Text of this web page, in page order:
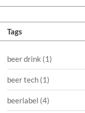
Tags
beer drink (1)
beer tech (1)
beerlabel (4)